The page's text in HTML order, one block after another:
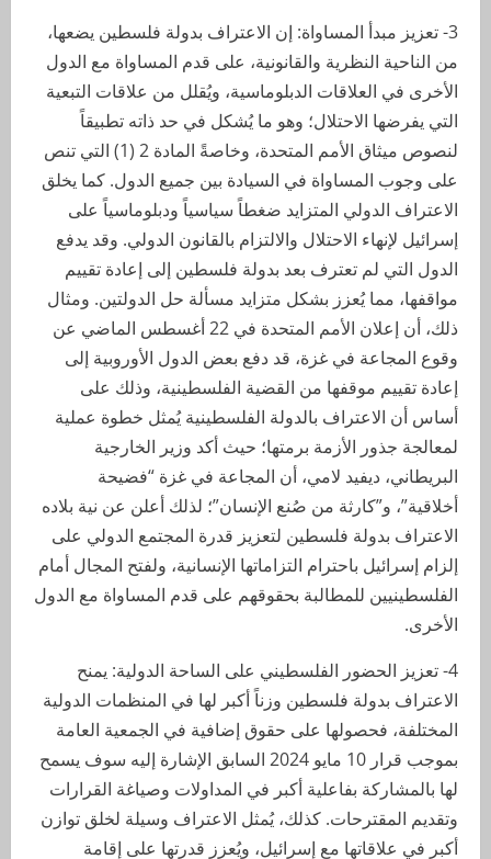
3- تعزيز مبدأ المساواة: إن الاعتراف بدولة فلسطين يضعها،
من الناحية النظرية والقانونية، على قدم المساواة مع الدول
الأخرى في العلاقات الدبلوماسية، ويُقلل من علاقات التبعية
التي يفرضها الاحتلال؛ وهو ما يُشكل في حد ذاته تطبيقاً
لنصوص ميثاق الأمم المتحدة، وخاصةً المادة 2 (1) التي تنص
على وجوب المساواة في السيادة بين جميع الدول. كما يخلق
الاعتراف الدولي المتزايد ضغطاً سياسياً ودبلوماسياً على
إسرائيل لإنهاء الاحتلال والالتزام بالقانون الدولي. وقد يدفع
الدول التي لم تعترف بعد بدولة فلسطين إلى إعادة تقييم
مواقفها، مما يُعزز بشكل متزايد مسألة حل الدولتين. ومثال
ذلك، أن إعلان الأمم المتحدة في 22 أغسطس الماضي عن
وقوع المجاعة في غزة، قد دفع بعض الدول الأوروبية إلى
إعادة تقييم موقفها من القضية الفلسطينية، وذلك على
أساس أن الاعتراف بالدولة الفلسطينية يُمثل خطوة عملية
لمعالجة جذور الأزمة برمتها؛ حيث أكد وزير الخارجية
البريطاني، ديفيد لامي، أن المجاعة في غزة “فضيحة
أخلاقية”، و”كارثة من صُنع الإنسان”؛ لذلك أعلن عن نية بلاده
الاعتراف بدولة فلسطين لتعزيز قدرة المجتمع الدولي على
إلزام إسرائيل باحترام التزاماتها الإنسانية، ولفتح المجال أمام
الفلسطينيين للمطالبة بحقوقهم على قدم المساواة مع الدول
الأخرى.
4- تعزيز الحضور الفلسطيني على الساحة الدولية: يمنح
الاعتراف بدولة فلسطين وزناً أكبر لها في المنظمات الدولية
المختلفة، فحصولها على حقوق إضافية في الجمعية العامة
بموجب قرار 10 مايو 2024 السابق الإشارة إليه سوف يسمح
لها بالمشاركة بفاعلية أكبر في المداولات وصياغة القرارات
وتقديم المقترحات. كذلك، يُمثل الاعتراف وسيلة لخلق توازن
أكبر في علاقاتها مع إسرائيل، ويُعزز قدرتها على إقامة